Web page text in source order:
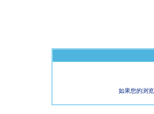
如果您的浏